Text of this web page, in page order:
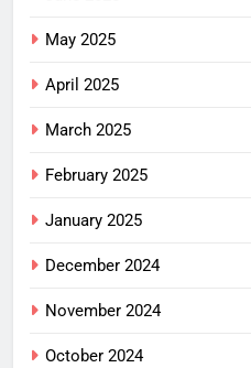
May 2025
April 2025
March 2025
February 2025
January 2025
December 2024
November 2024
October 2024